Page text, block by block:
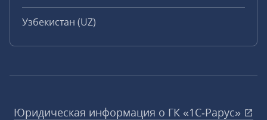
Узбекистан (UZ)
Юридическая информация о ГК «1С‑Рарус»